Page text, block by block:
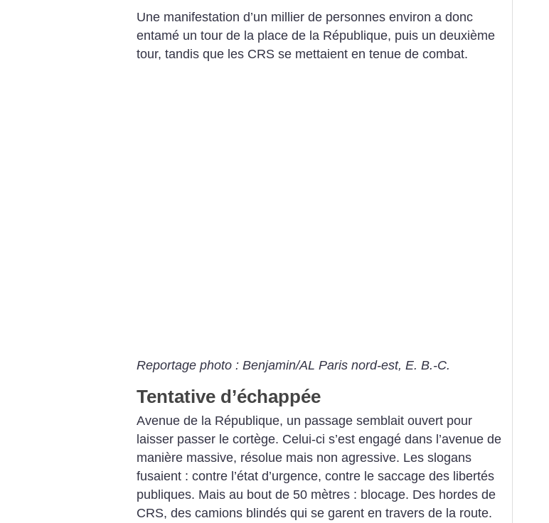
Une manifestation d’un millier de personnes environ a donc
entamé un tour de la place de la République, puis un deuxième
tour, tandis que les CRS se mettaient en tenue de combat.
Reportage photo : Benjamin/AL Paris nord-est, E. B.-C.
Tentative d’échappée
Avenue de la République, un passage semblait ouvert pour
laisser passer le cortège. Celui-ci s’est engagé dans l’avenue de
manière massive, résolue mais non agressive. Les slogans
fusaient : contre l’état d’urgence, contre le saccage des libertés
publiques. Mais au bout de 50 mètres : blocage. Des hordes de
CRS, des camions blindés qui se garent en travers de la route.